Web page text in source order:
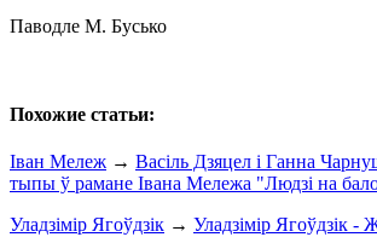
Паводле М. Бусько
Похожие статьи:
Іван Мележ → Васіль Дзяцел і Ганна
тыпы ў рамане Івана Мележа "Людзі на
Уладзімір Ягоўдзік → Уладзімір Ягоўдзік -